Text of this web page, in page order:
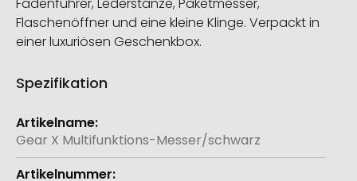
Fadenführer, Lederstanze, Paketmesser,
Flaschenöffner und eine kleine Klinge. Verpackt in
einer luxuriösen Geschenkbox.
Spezifikation
Weitere
Informationen
Gear X Multifunktions-Messer/schwarz